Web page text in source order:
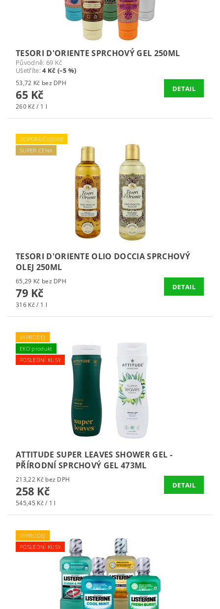
TESORI D'ORIENTE SPRCHOVÝ GEL 250ML
Původně: 69 Kč
Ušetříte:4 Kč (–5 %)
53,72 Kč bez DPH
65 Kč
260 Kč / 1 l
DETAIL
DOPORUČUJEME
SUPER CENA
TESORI D'ORIENTE OLIO DOCCIA SPRCHOVÝ
OLEJ 250ML
65,29 Kč bez DPH
79 Kč
316 Kč / 1 l
DETAIL
VÝPRODEJ
EKO produkt
POSLEDNÍ KUSY
ATTITUDE SUPER LEAVES SHOWER GEL -
PŘÍRODNÍ SPRCHOVÝ GEL 473ML
213,22 Kč bez DPH
258 Kč
545,45 Kč / 1 l
DETAIL
VÝPRODEJ
POSLEDNÍ KUSY